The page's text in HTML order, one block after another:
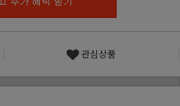
관심상품